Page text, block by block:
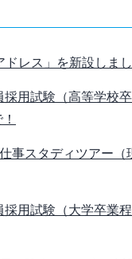
レス」を新設しま
用試験（高等学校
スタディツアー（
用試験（大学卒業